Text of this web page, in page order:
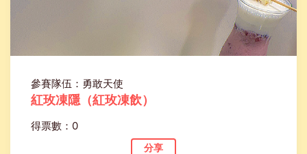
參賽隊伍：勇敢天使
紅玫凍隱（紅玫凍飲）
得票數：0
分享